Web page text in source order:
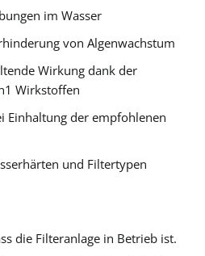
im Wasser
von Algenwachstum
Wirkung dank der
Wirkstoffen
Einhaltung der empfohlenen
und Filtertypen
die Filteranlage in Betrieb ist.